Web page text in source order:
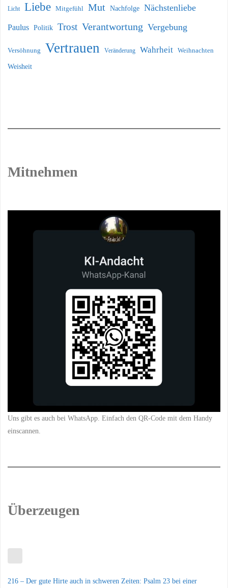
Licht Liebe Mitgefühl Mut Nachfolge Nächstenliebe
Paulus Politik Trost Verantwortung Vergebung
Versöhnung Vertrauen Veränderung Wahrheit Weihnachten
Weisheit
Mitnehmen
Uns gibt es auch bei WhatsApp. Einfach den QR-Code mit dem Handy
einscannen.
Überzeugen
216 – Der gute Hirte auch in schweren Zeiten: Psalm 23 bei einer